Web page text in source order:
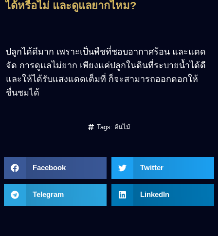
ได้หรือไม่ และดูแลยากไหม?
ปลูกได้ดีมาก เพราะเป็นพืชที่ชอบอากาศร้อน และแดด
จัด การดูแลไม่ยาก เพียงแค่ปลูกในดินที่ระบายน้ำได้ดี
และให้ได้รับแสงแดดเต็มที่ ก็จะสามารถออกดอกให้
ชื่นชมได้
Tags: ต้นไม้
Facebook Twitter
Telegram LinkedIn